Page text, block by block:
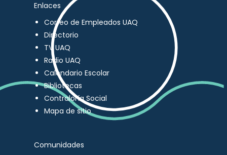
Enlaces
Correo de Empleados UAQ
Directorio
TV UAQ
Radio UAQ
Calendario Escolar
Bibliotecas
Contraloría Social
Mapa de sitio
Comunidades